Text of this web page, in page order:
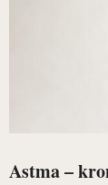
Astma –